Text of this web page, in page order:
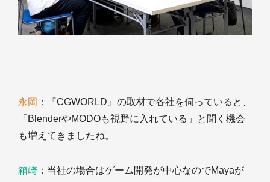
永岡 ：『CGWORLD』の取材で各社を伺っていると、
「BlenderやMODOも視野に入れている」と聞く機会
も増えてきましたね。
箱崎 ：当社の場合はゲーム開発が中心なのでMayaが